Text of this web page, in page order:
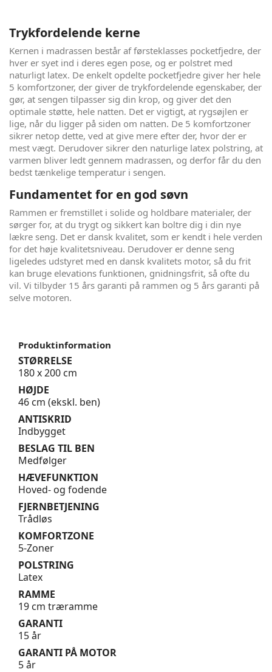
Trykfordelende kerne
Kernen i madrassen består af førsteklasses pocketfjedre, der
hver er syet ind i deres egen pose, og er polstret med
naturligt latex. De enkelt opdelte pocketfjedre giver her hele
5 komfortzoner, der giver de trykfordelende egenskaber, der
gør, at sengen tilpasser sig din krop, og giver det den
optimale støtte, hele natten. Det er vigtigt, at rygsøjlen er
lige, når du ligger på siden om natten. De 5 komfortzoner
sikrer netop dette, ved at give mere efter der, hvor der er
mest vægt. Derudover sikrer den naturlige latex polstring, at
varmen bliver ledt gennem madrassen, og derfor får du den
bedst tænkelige temperatur i sengen.
Fundamentet for en god søvn
Rammen er fremstillet i solide og holdbare materialer, der
sørger for, at du trygt og sikkert kan boltre dig i din nye
lækre seng. Det er dansk kvalitet, som er kendt i hele verden
for det høje kvalitetsniveau. Derudover er denne seng
ligeledes udstyret med en dansk kvalitets motor, så du frit
kan bruge elevations funktionen, gnidningsfrit, så ofte du
vil. Vi tilbyder 15 års garanti på rammen og 5 års garanti på
selve motoren.
Produktinformation
STØRRELSE
180 x 200 cm
HØJDE
46 cm (ekskl. ben)
ANTISKRID
Indbygget
BESLAG TIL BEN
Medfølger
HÆVEFUNKTION
Hoved- og fodende
FJERNBETJENING
Trådløs
KOMFORTZONE
5-Zoner
POLSTRING
Latex
RAMME
19 cm træramme
GARANTI
15 år
GARANTI PÅ MOTOR
5 år